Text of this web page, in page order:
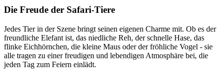
Die Freude der Safari-Tiere
Jedes Tier in der Szene bringt seinen eigenen Charme mit. Ob es der
freundliche Elefant ist, das niedliche Reh, der schnelle Hase, das
flinke Eichhörnchen, die kleine Maus oder der fröhliche Vogel - sie
alle tragen zu einer freudigen und lebendigen Atmosphäre bei, die
jeden Tag zum Feiern einlädt.